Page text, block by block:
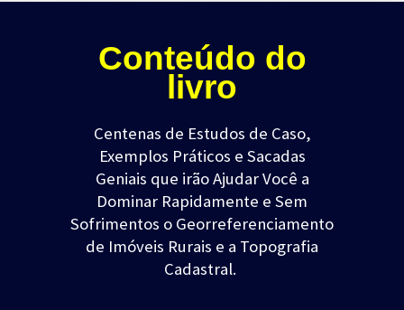
Conteúdo do
livro
Centenas de Estudos de Caso,
Exemplos Práticos e Sacadas
Geniais que irão Ajudar Você a
Dominar Rapidamente e Sem
Sofrimentos o Georreferenciamento
de Imóveis Rurais e a Topografia
Cadastral.